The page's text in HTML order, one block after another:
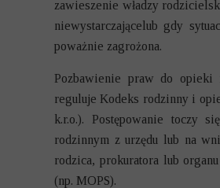
zawieszenie władzy
niewystarczającelub gdy
poważnie zagrożona.
Pozbawienie praw do opieki
reguluje Kodeks rodzinny i
k.r.o.). Postępowanie toczy
rodzinnym z urzędu lub na
rodzica, prokuratora lub
(np. MOPS).